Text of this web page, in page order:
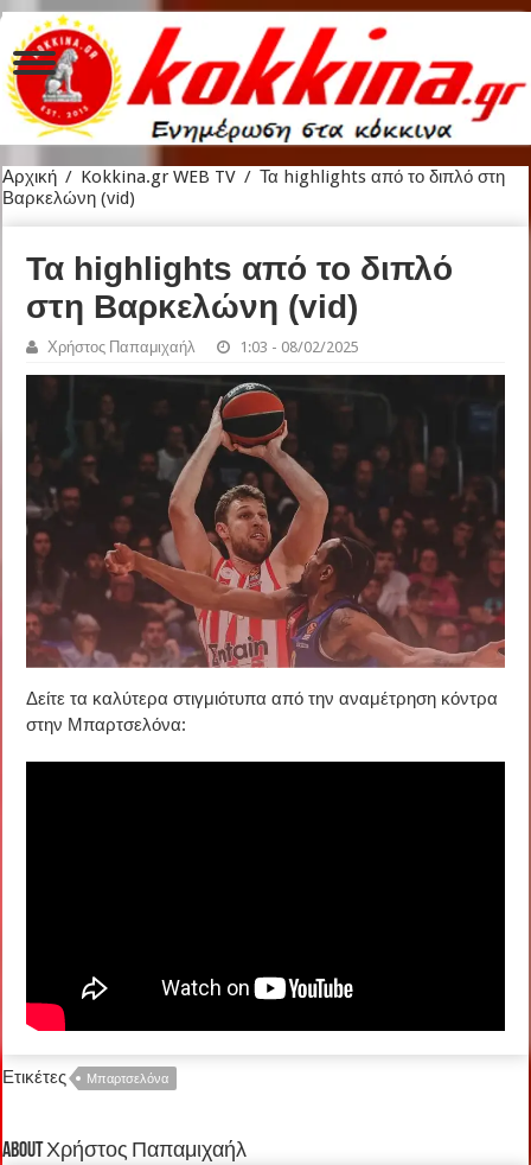
Αρχική / Kokkina.gr WEB TV / Τα highlights από το διπλό στη
Βαρκελώνη (vid)
Τα highlights από το διπλό
στη Βαρκελώνη (vid)
Χρήστος Παπαμιχαήλ 1:03 - 08/02/2025
Δείτε τα καλύτερα στιγμιότυπα από την αναμέτρηση κόντρα
στην Μπαρτσελόνα:
Ετικέτες Μπαρτσελόνα
About Χρήστος Παπαμιχαήλ